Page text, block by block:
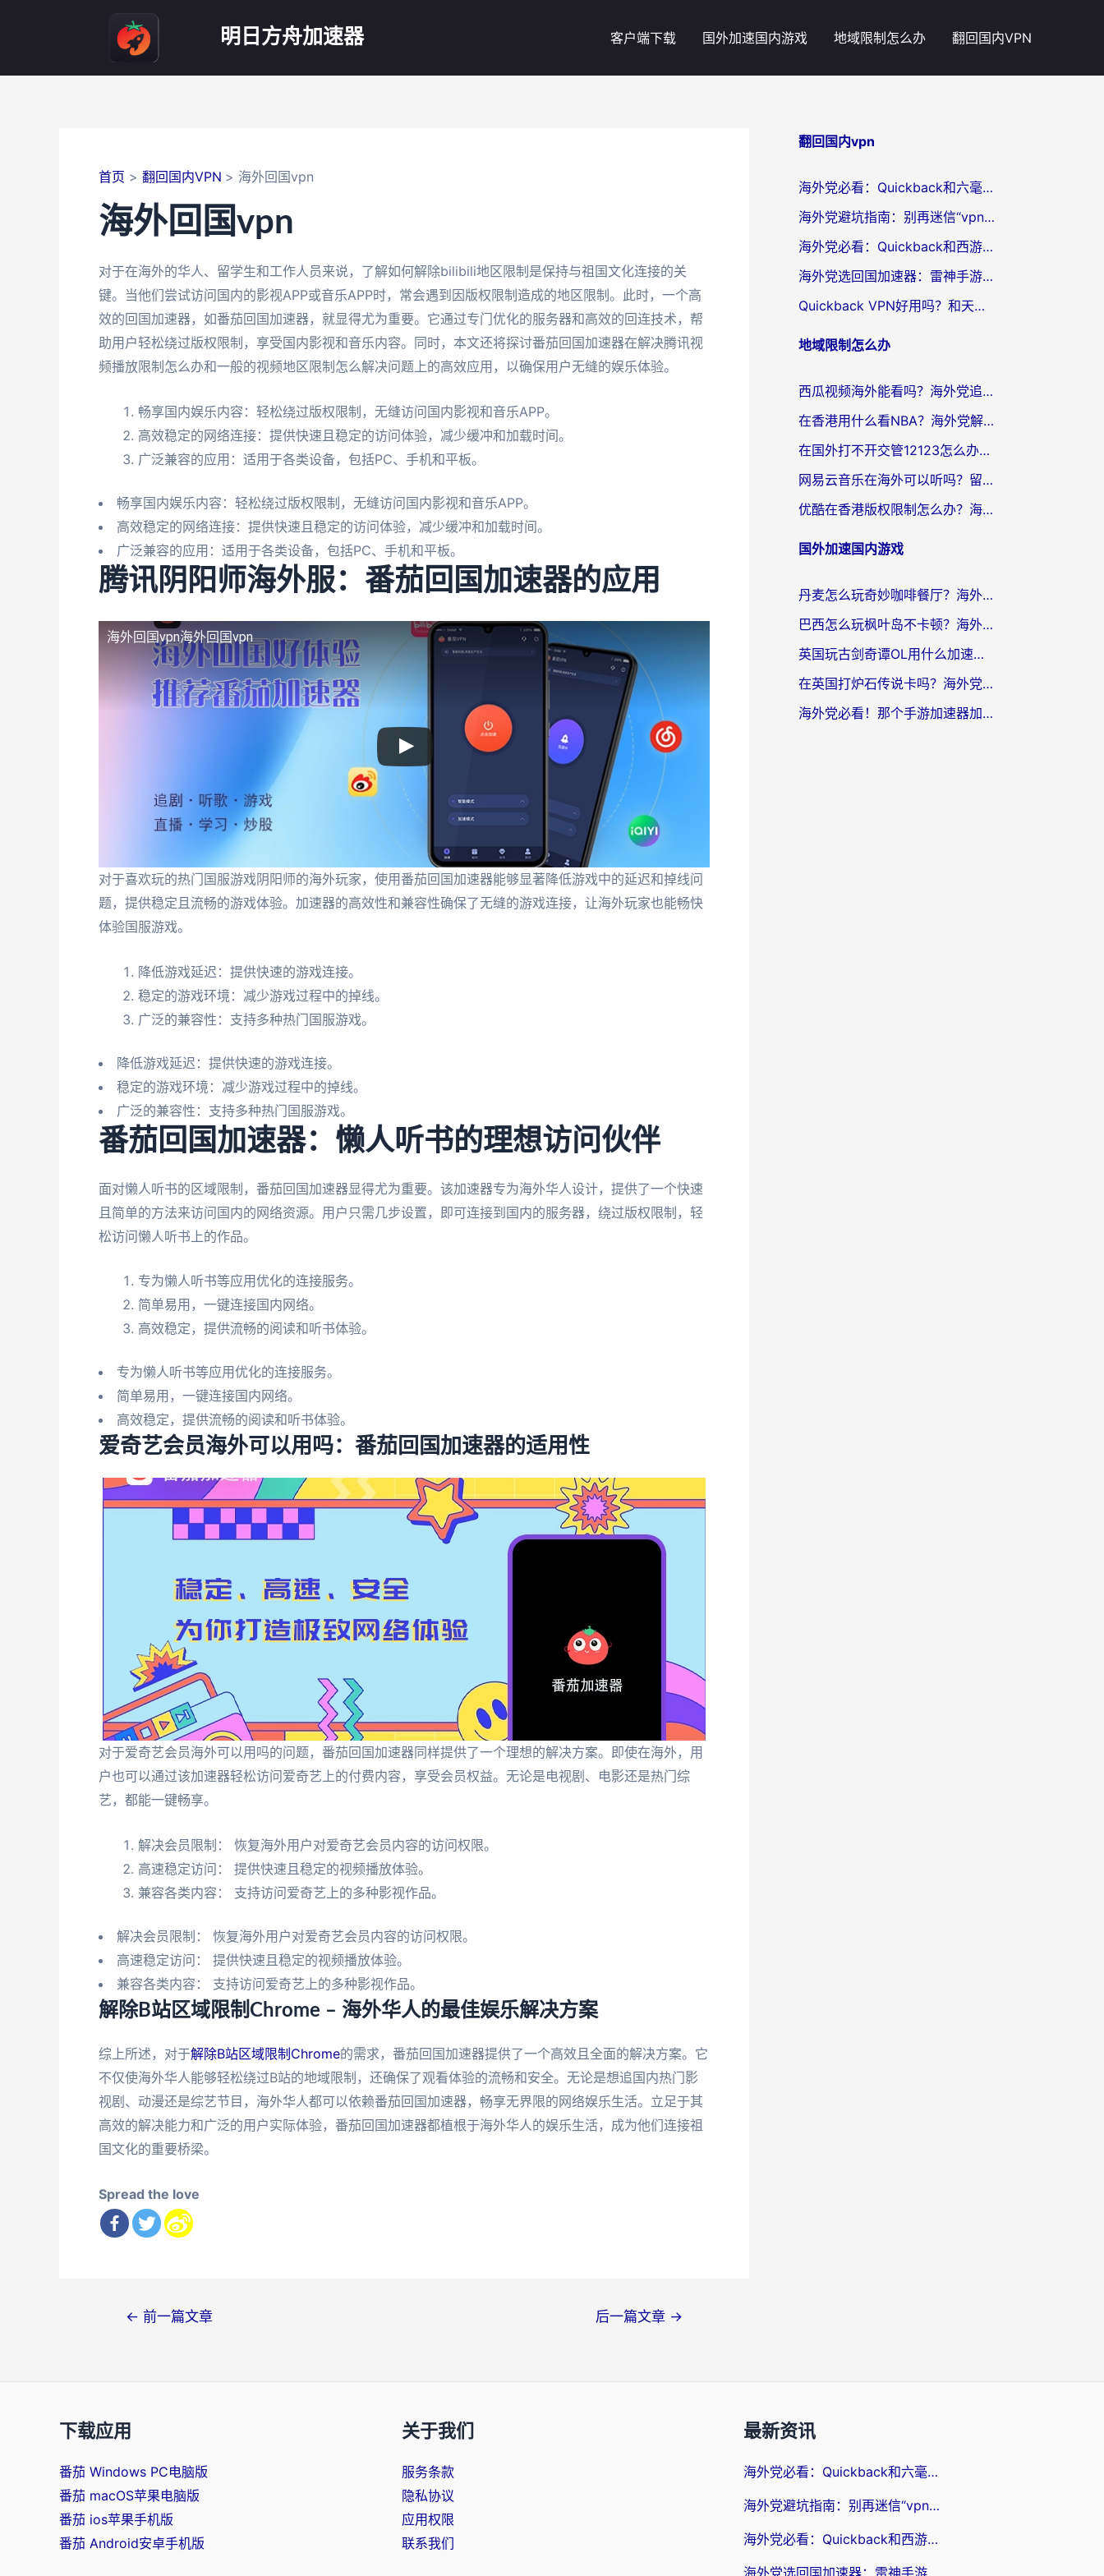
明日方舟加速器 客户端下载 国外加速国内游戏 地域限制怎么办 翻回国内VPN
首页 翻回国内VPN 海外回国vpn
海外回国vpn
对于在海外的华人、留学生和工作人员来说，了解如何解除bilibili地区限制是保持与祖国文化连接的关
键。当他们尝试访问国内的影视APP或音乐APP时，常会遇到因版权限制造成的地区限制。此时，一个高
效的回国加速器，如番茄回国加速器，就显得尤为重要。它通过专门优化的服务器和高效的回连技术，帮
助用户轻松绕过版权限制，享受国内影视和音乐内容。同时，本文还将探讨番茄回国加速器在解决腾讯视
频播放限制怎么办和一般的视频地区限制怎么解决问题上的高效应用，以确保用户无缝的娱乐体验。
畅享国内娱乐内容：轻松绕过版权限制，无缝访问国内影视和音乐APP。
高效稳定的网络连接：提供快速且稳定的访问体验，减少缓冲和加载时间。
广泛兼容的应用：适用于各类设备，包括PC、手机和平板。
畅享国内娱乐内容：轻松绕过版权限制，无缝访问国内影视和音乐APP。
高效稳定的网络连接：提供快速且稳定的访问体验，减少缓冲和加载时间。
广泛兼容的应用：适用于各类设备，包括PC、手机和平板。
腾讯阴阳师海外服：番茄回国加速器的应用
海外回国vpn海外回国vpn
对于喜欢玩的热门国服游戏阴阳师的海外玩家，使用番茄回国加速器能够显著降低游戏中的延迟和掉线问
题，提供稳定且流畅的游戏体验。加速器的高效性和兼容性确保了无缝的游戏连接，让海外玩家也能畅快
体验国服游戏。
降低游戏延迟：提供快速的游戏连接。
稳定的游戏环境：减少游戏过程中的掉线。
广泛的兼容性：支持多种热门国服游戏。
降低游戏延迟：提供快速的游戏连接。
稳定的游戏环境：减少游戏过程中的掉线。
广泛的兼容性：支持多种热门国服游戏。
番茄回国加速器：懒人听书的理想访问伙伴
面对懒人听书的区域限制，番茄回国加速器显得尤为重要。该加速器专为海外华人设计，提供了一个快速
且简单的方法来访问国内的网络资源。用户只需几步设置，即可连接到国内的服务器，绕过版权限制，轻
松访问懒人听书上的作品。
专为懒人听书等应用优化的连接服务。
简单易用，一键连接国内网络。
高效稳定，提供流畅的阅读和听书体验。
专为懒人听书等应用优化的连接服务。
简单易用，一键连接国内网络。
高效稳定，提供流畅的阅读和听书体验。
爱奇艺会员海外可以用吗：番茄回国加速器的适用性
对于爱奇艺会员海外可以用吗的问题，番茄回国加速器同样提供了一个理想的解决方案。即使在海外，用
户也可以通过该加速器轻松访问爱奇艺上的付费内容，享受会员权益。无论是电视剧、电影还是热门综
艺，都能一键畅享。
解决会员限制： 恢复海外用户对爱奇艺会员内容的访问权限。
高速稳定访问： 提供快速且稳定的视频播放体验。
兼容各类内容： 支持访问爱奇艺上的多种影视作品。
解决会员限制： 恢复海外用户对爱奇艺会员内容的访问权限。
高速稳定访问： 提供快速且稳定的视频播放体验。
兼容各类内容： 支持访问爱奇艺上的多种影视作品。
解除B站区域限制Chrome – 海外华人的最佳娱乐解决方案
综上所述，对于解除B站区域限制Chrome的需求，番茄回国加速器提供了一个高效且全面的解决方案。它
不仅使海外华人能够轻松绕过B站的地域限制，还确保了观看体验的流畅和安全。无论是想追国内热门影
视剧、动漫还是综艺节目，海外华人都可以依赖番茄回国加速器，畅享无界限的网络娱乐生活。立足于其
高效的解决能力和广泛的用户实际体验，番茄回国加速器都植根于海外华人的娱乐生活，成为他们连接祖
国文化的重要桥梁。
Spread the love
← 前一篇文章 后一篇文章 →
翻回国内vpn
海外党必看：Quickback和六毫秒好用吗？3步选对回国加速器，无缝刷国内剧玩游戏
海外党避坑指南：别再迷信“vpn 中国免费”，选对回国加速器才能无缝刷国内资源
海外党必看：Quickback和西游哪个好？3个维度教你选对回国加速器
海外党选回国加速器：雷神手游和云帆哪个好？附3组对比+避坑指南
Quickback VPN好用吗？和天速回国VPN对比哪个回国效果更好？海外党必看的真实体验指南
地域限制怎么办
西瓜视频海外能看吗？海外党追剧看片的终极解决方案来了
在香港用什么看NBA？海外党解锁国内体育直播的终极攻略
在国外打不开交管12123怎么办？海外华人必看的回国加速全攻略
网易云音乐在海外可以听吗？留学生亲测有效的回国加速方案
优酷在香港版权限制怎么办？海外党亲测有效的追剧加速方案
国外加速国内游戏
丹麦怎么玩奇妙咖啡餐厅？海外党国服游戏加速全攻略（附灌篮高手元气骑士实测）
巴西怎么玩枫叶岛不卡顿？海外玩家国服游戏加速器终极指南（含战双野兽领主提速秘籍）
英国玩古剑奇谭OL用什么加速器比较好？留学生亲测有效的国服游戏加速指南
在英国打炉石传说卡吗？海外党国服游戏不卡顿的终极指南
海外党必看！那个手游加速器加速放开那三国3最好？一篇解决国服游戏卡顿难题
下载应用
番茄 Windows PC电脑版
番茄 macOS苹果电脑版
番茄 ios苹果手机版
番茄 Android安卓手机版
关于我们
服务条款
隐私协议
应用权限
联系我们
最新资讯
海外党必看：Quickback和六毫秒好用吗？3步选对回国加速器，无缝刷国内剧玩游戏
海外党避坑指南：别再迷信“vpn 中国免费”，选对回国加速器才能无缝刷国内资源
海外党必看：Quickback和西游哪个好？3个维度教你选对回国加速器